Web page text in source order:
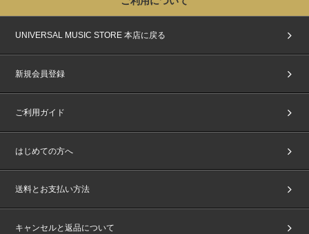
UNIVERSAL MUSIC STORE 本店に戻る
新規会員登録
ご利用ガイド
はじめての方へ
送料とお支払い方法
キャンセルと返品について